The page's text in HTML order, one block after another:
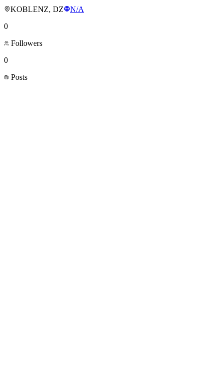
KOBLENZ, DZ
N/A
0
Followers
0
Posts